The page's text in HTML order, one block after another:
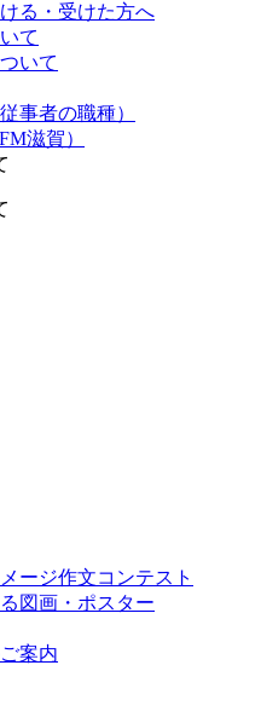
る・受けた方へ
て
いて
事者の職種）
滋賀）
ージ作文コンテスト
図画・ポスター
案内